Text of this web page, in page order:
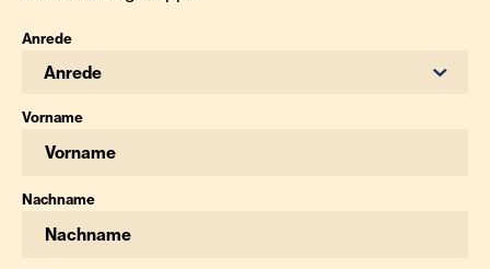
Anrede
Anrede
Vorname
Nachname